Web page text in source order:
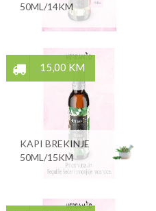
50ML/14KM
15,00 KM
KAPI BREKINJE
50ML/15KM